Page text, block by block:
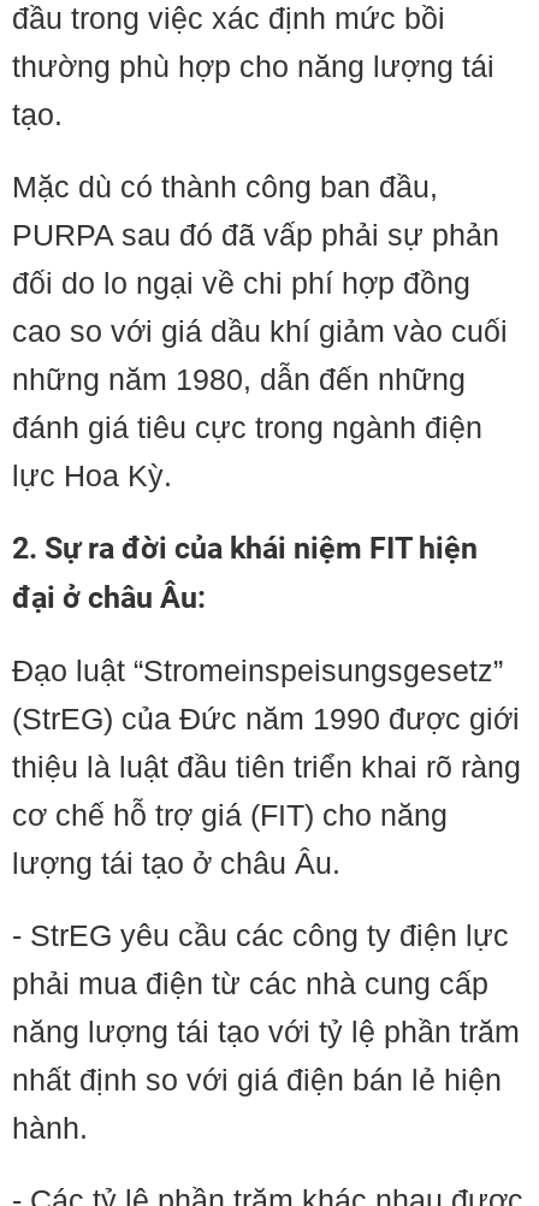
đầu trong việc xác định mức bồi
thường phù hợp cho năng lượng tái
tạo.
Mặc dù có thành công ban đầu,
PURPA sau đó đã vấp phải sự phản
đối do lo ngại về chi phí hợp đồng
cao so với giá dầu khí giảm vào cuối
những năm 1980, dẫn đến những
đánh giá tiêu cực trong ngành điện
lực Hoa Kỳ.
2. Sự ra đời của khái niệm FIT hiện
đại ở châu Âu:
Đạo luật “Stromeinspeisungsgesetz”
(StrEG) của Đức năm 1990 được giới
thiệu là luật đầu tiên triển khai rõ ràng
cơ chế hỗ trợ giá (FIT) cho năng
lượng tái tạo ở châu Âu.
- StrEG yêu cầu các công ty điện lực
phải mua điện từ các nhà cung cấp
năng lượng tái tạo với tỷ lệ phần trăm
nhất định so với giá điện bán lẻ hiện
hành.